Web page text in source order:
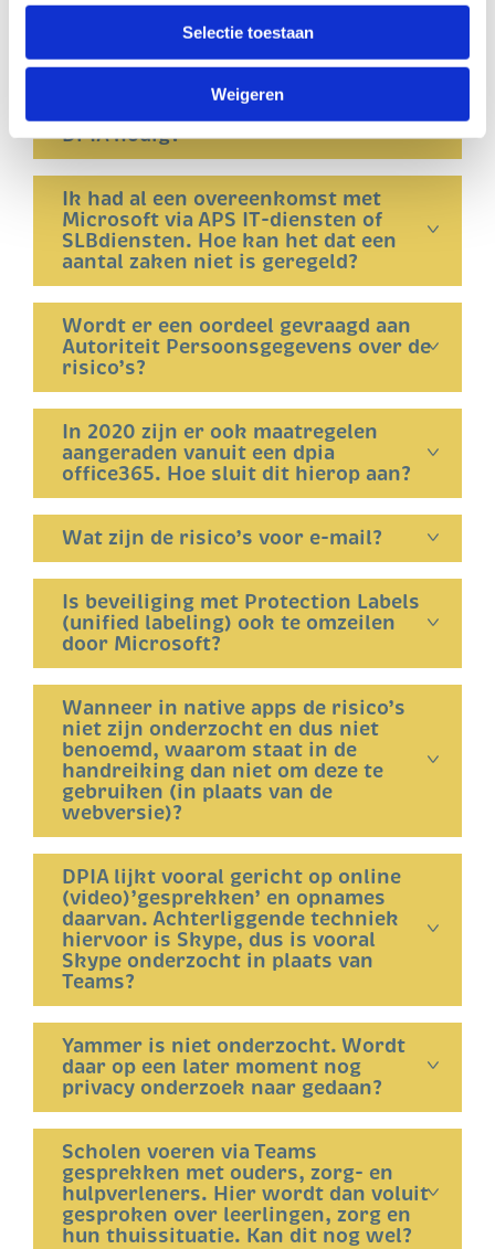
trekken. Dit kunt u doen via de zwevende zwarte knop,
linksonder op onze website.
Selectie toestaan
Weigeren
Worden er vanuit SIVON standaard
teksten voorgesteld voor de Pop-
Is hierna ook een bestuursspecifieke
DPIA nodig?
Ik had al een overeenkomst met
Microsoft via APS IT-diensten of
SLBdiensten. Hoe kan het dat een
aantal zaken niet is geregeld?
Wordt er een oordeel gevraagd aan
Autoriteit Persoonsgegevens over de
risico’s?
In 2020 zijn er ook maatregelen
aangeraden vanuit een dpia
office365. Hoe sluit dit hierop aan?
Wat zijn de risico’s voor e-mail?
Is beveiliging met Protection Labels
(unified labeling) ook te omzeilen
door Microsoft?
Wanneer in native apps de risico’s
niet zijn onderzocht en dus niet
benoemd, waarom staat in de
handreiking dan niet om deze te
gebruiken (in plaats van de
webversie)?
DPIA lijkt vooral gericht op online
(video)’gesprekken’ en opnames
daarvan. Achterliggende techniek
hiervoor is Skype, dus is vooral
Skype onderzocht in plaats van
Teams?
Yammer is niet onderzocht. Wordt
daar op een later moment nog
privacy onderzoek naar gedaan?
Scholen voeren via Teams
gesprekken met ouders, zorg- en
hulpverleners. Hier wordt dan voluit
gesproken over leerlingen, zorg en
hun thuissituatie. Kan dit nog wel?